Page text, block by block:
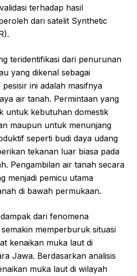
terhadap hasil
dari satelit Synthetic
teridentifikasi dari penurunan
yang dikenal sebagai
ini adalah masifnya
air tanah. Permintaan yang
untuk kebutuhan domestik
maupun untuk menunjang
seperti budi daya udang
tekanan luar biasa pada
Pengambilan air tanah secara
menjadi pemicu utama
di bawah permukaan.
dari fenomena
memperburuk situasi
kenaikan muka laut di
Jawa. Berdasarkan analisis
muka laut di wilayah